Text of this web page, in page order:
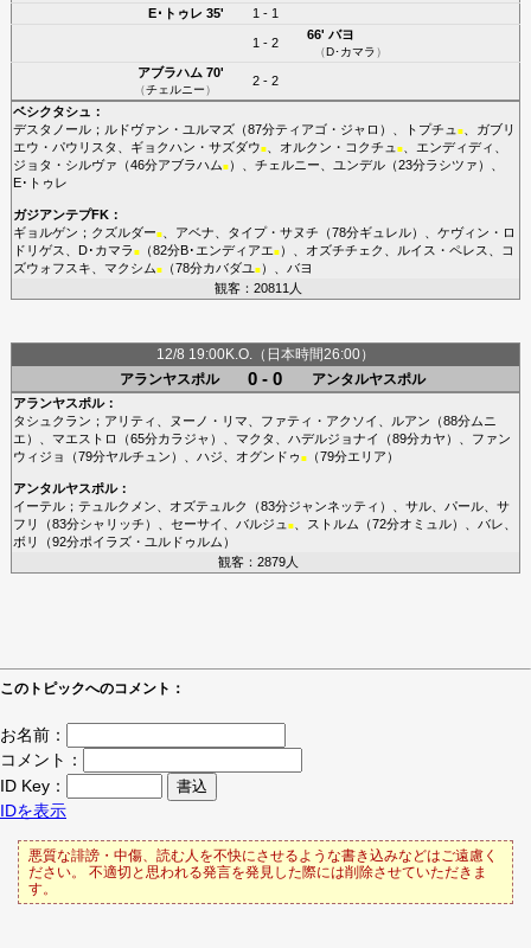
E･トゥレ 35' 1 - 1
1 - 2
66' バヨ
（D･カマラ）
アブラハム 70'
（チェルニー）
2 - 2
ベシクタシュ ：
デスタノール； ルドヴァン・ユルマズ（87分ティアゴ・ジャロ ）、 トプチュ ■、 ガブリ
エウ・パウリスタ
ギョクハン・サズダウ■、 オルクン・コクチュ ■、 エンディディ
ジョタ・シルヴァ （46分アブラハム■）、 チェルニー ユンデル（23分ラシツァ ）、
E･トゥレ
ガジアンテプFK：
ギョルゲン ； クズルダー■、 アベナ タイプ・サヌチ （78分ギュレル）、 ケヴィン・ロ
ドリゲス
D･カマラ ■（82分B･エンディアエ■）、 オズチチェク ルイス・ペレス
コ
ズウォフスキ
マクシム■（78分カバダユ ■）、 バヨ
観客：20811人
12/8 19:00K.O.（日本時間26:00）
アランヤスポル
0 - 0 アンタルヤスポル
アランヤスポル：
タシュクラン ； アリティ ヌーノ・リマ ファティ・アクソイ ルアン （88分ムニ
エ ）、 マエストロ （65分カラジャ ）、 マクタ ハデルジョナイ （89分カヤ ）、 ファン
ウィジョ
（79分ヤルチュン ）、 ハジ オグンドゥ ■（79分エリア ）
アンタルヤスポル：
イーテル； テュルクメン オズテュルク （83分ジャンネッティ ）、 サル、 パール、 サ
フリ
（83分シャリッチ ）、 セーサイ バルジュ ■、 ストルム （72分オミュル）、 バレ
ボリ
（92分ポイラズ・ユルドゥルム ）
観客：2879人
このトピックへのコメント：
お名前：
コメント：
ID Key：
IDを表示
悪質な誹謗・中傷、読む人を不快にさせるような書き込みなどはご遠慮く
ださい。 不適切と思われる発言を発見した際には削除させていただきま
す。